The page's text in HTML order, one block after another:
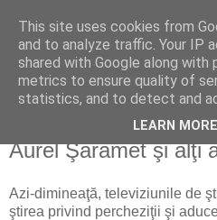
Reflecţii
blog de reflecţii, informaţii şi
joi, 1 noiembrie 2012
Aurel Şaramet şi alţi
Azi-dimineaţă, televiziunile de
ştirea privind percheziţii şi
This site uses cookies from
and to analyze traffic. Your IP
shared with Google along with
metrics to ensure quality of
statistics, and to detect and
LEARN MORE